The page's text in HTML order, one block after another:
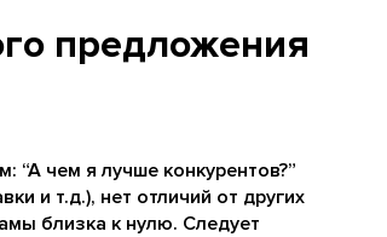
предложения
“А чем я лучше конкурентов?”
и т.д.), нет отличий от других
близка к нулю. Следует